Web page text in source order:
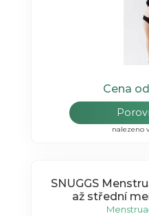
Cena od
nalezeno
SNUGGS
až střední